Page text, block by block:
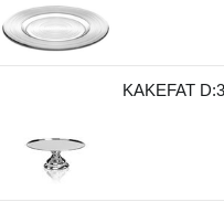
KAKEFAT